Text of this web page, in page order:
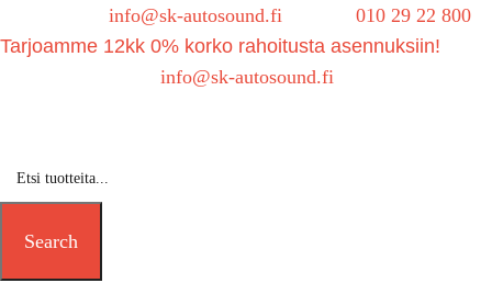
info@sk-autosound.fi
010 29 22 800
Tarjoamme 12kk 0% korko rahoitusta asennuksiin!
info@sk-autosound.fi
Search